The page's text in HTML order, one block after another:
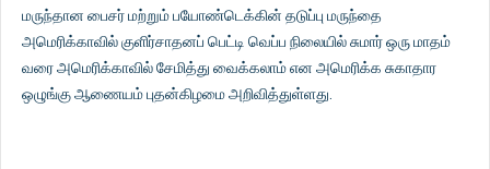
மருந்தான பைசர் மற்றும் பயோண்டெக்கின் தடுப்பு மருந்தை
அமெரிக்காவில் குளிர்சாதனப் பெட்டி வெப்ப நிலையில் சுமார் ஒரு மாதம்
வரை அமெரிக்காவில் சேமித்து வைக்கலாம் என அமெரிக்க சுகாதார
ஒழுங்கு ஆணையம் புதன்கிழமை அறிவித்துள்ளது.